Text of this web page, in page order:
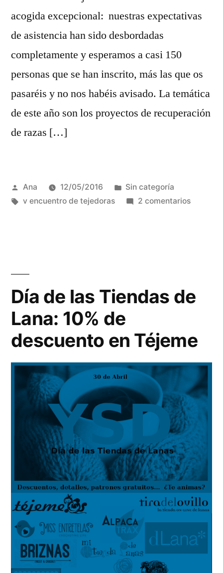
acogida excepcional: nuestras expectativas
de asistencia han sido desbordadas
completamente y esperamos a casi 150
personas que se han inscrito, más las que os
pasaréis y no nos habéis avisado. La temática
de este año son los proyectos de recuperación
de razas […]
Publicada
por
Ana 12/05/2016
Publicada
en
Sin categoría
Etiquetas:
v encuentro de tejedoras 2 comentariosen
vamos!!!
Día de las Tiendas de
Lana: 10% de
descuento en Téjeme